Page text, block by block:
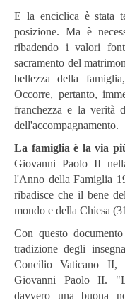
E la enciclica è stata
posizione. Ma è
ribadendo i valori
sacramento del
bellezza della
Occorre, pertanto,
franchezza e la verità
dell'accompagnamento.
La famiglia è la via
Giovanni Paolo II
l'Anno della Famiglia
ribadisce che il bene
mondo e della Chiesa
Con questo
tradizione degli
Concilio Vaticano II,
Giovanni Paolo II.
davvero una buona